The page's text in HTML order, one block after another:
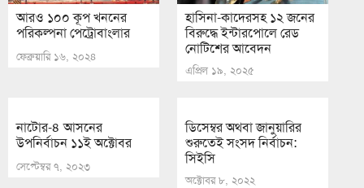
আরও ১০০ কূপ খননের
পরিকল্পনা পেট্রোবাংলার
ফেব্রুয়ারি ১৬, ২০২৪
হাসিনা-কাদেরসহ ১২ জনের
বিরুদ্ধে ইন্টারপোলে রেড
নোটিশের আবেদন
এপ্রিল ১৯, ২০২৫
নাটোর-৪ আসনের
উপনির্বাচন ১১ই অক্টোবর
সেপ্টেম্বর ৭, ২০২৩
ডিসেম্বর অথবা জানুয়ারির
শুরুতেই সংসদ নির্বাচন:
সিইসি
অক্টোবর ৮, ২০২২